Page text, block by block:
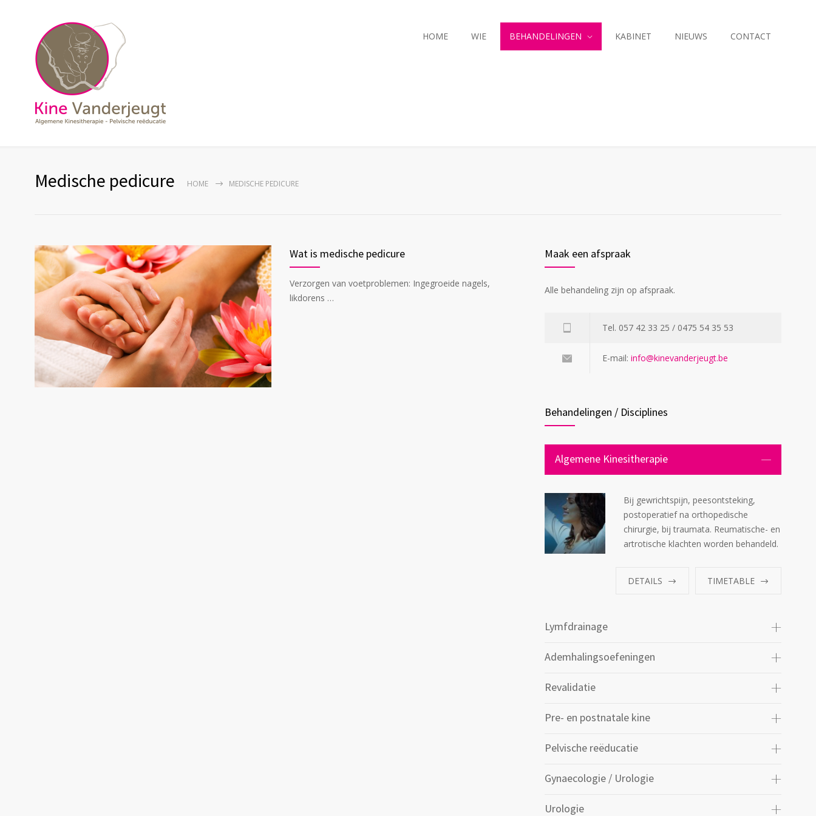
HOME WIE BEHANDELINGEN KABINET NIEUWS CONTACT
Medische pedicure HOME MEDISCHE PEDICURE
Wat is medische pedicure
Verzorgen van voetproblemen: Ingegroeide nagels,
likdorens …
Maak een afspraak
Alle behandeling zijn op afspraak.
Tel. 057 42 33 25 / 0475 54 35 53
E-mail: info@kinevanderjeugt.be
Behandelingen / Disciplines
Algemene Kinesitherapie
Bij gewrichtspijn, peesontsteking,
postoperatief na orthopedische
chirurgie, bij traumata. Reumatische- en
artrotische klachten worden behandeld.
TIMETABLE
DETAILS
Lymfdrainage
Ademhalingsoefeningen
Revalidatie
Pre- en postnatale kine
Pelvische reëducatie
Gynaecologie / Urologie
Urologie